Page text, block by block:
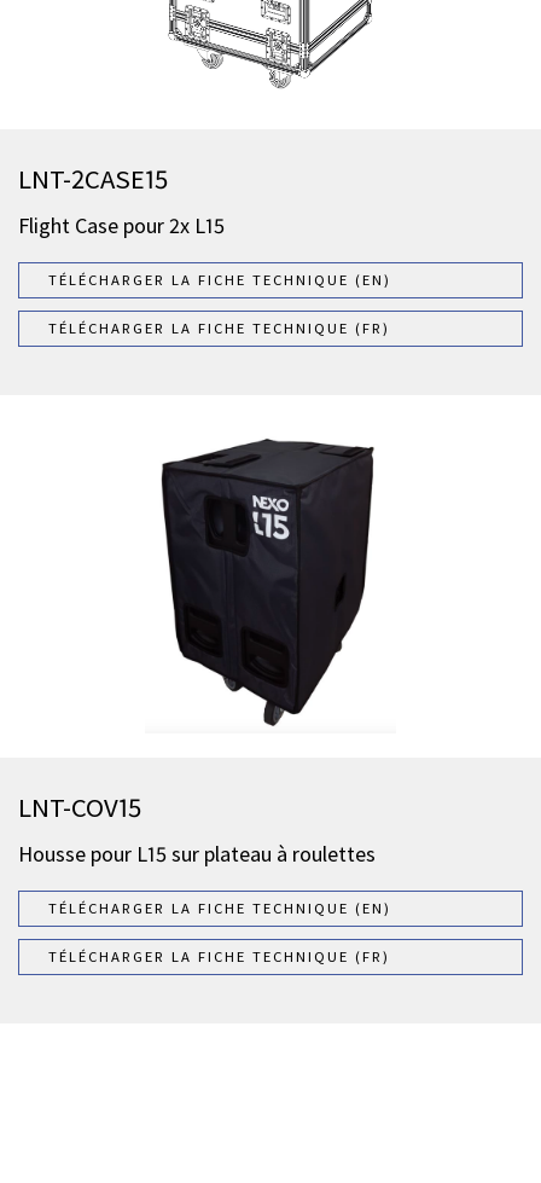
LNT-2CASE15
Flight Case pour 2x L15
TÉLÉCHARGER LA FICHE TECHNIQUE (EN)
TÉLÉCHARGER LA FICHE TECHNIQUE (FR)
LNT-COV15
Housse pour L15 sur plateau à roulettes
TÉLÉCHARGER LA FICHE TECHNIQUE (EN)
TÉLÉCHARGER LA FICHE TECHNIQUE (FR)